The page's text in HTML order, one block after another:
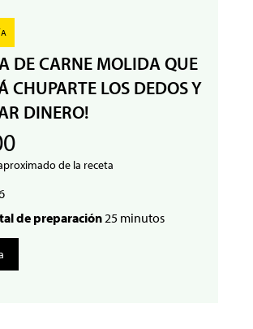
DE CARNE MOLIDA QUE
CHUPARTE LOS DEDOS Y
DINERO!
de la receta
de preparación25 minutos